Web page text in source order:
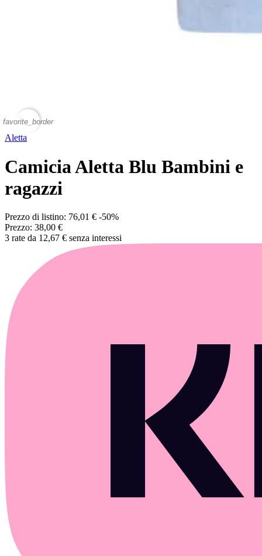
favorite_border
Aletta
Camicia Aletta Blu Bambini e
ragazzi
Prezzo di listino: 76,01 € -50%
Prezzo: 38,00 €
3 rate da 12,67 € senza interessi